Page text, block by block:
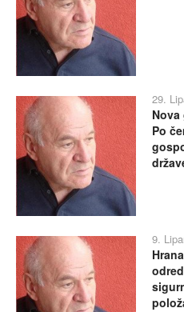
29.
Po
9.